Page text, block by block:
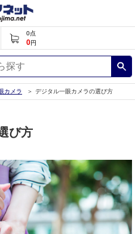
0点
0円
カメラ デジタル一眼カメラの選び方
び方